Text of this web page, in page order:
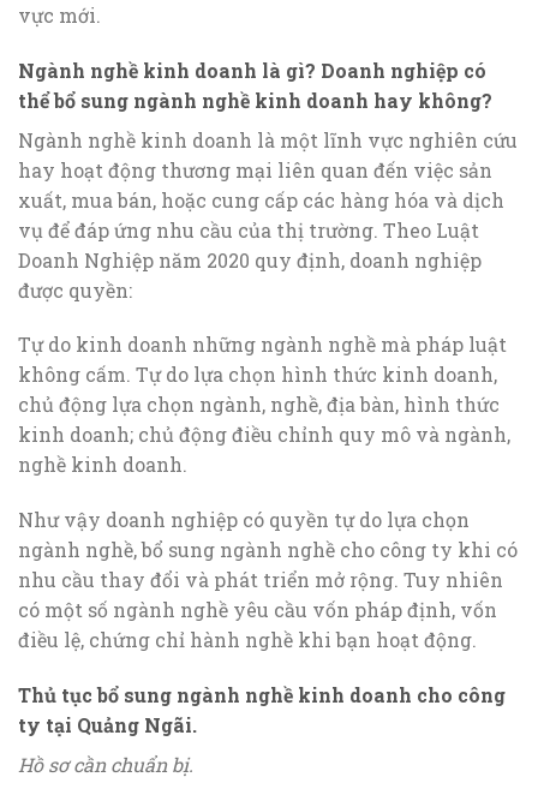
vực mới.
Ngành nghề kinh doanh là gì? Doanh nghiệp có
thể bổ sung ngành nghề kinh doanh hay không?
Ngành nghề kinh doanh là một lĩnh vực nghiên cứu
hay hoạt động thương mại liên quan đến việc sản
xuất, mua bán, hoặc cung cấp các hàng hóa và dịch
vụ để đáp ứng nhu cầu của thị trường. Theo Luật
Doanh Nghiệp năm 2020 quy định, doanh nghiệp
được quyền:
Tự do kinh doanh những ngành nghề mà pháp luật
không cấm. Tự do lựa chọn hình thức kinh doanh,
chủ động lựa chọn ngành, nghề, địa bàn, hình thức
kinh doanh; chủ động điều chỉnh quy mô và ngành,
nghề kinh doanh.
Như vậy doanh nghiệp có quyền tự do lựa chọn
ngành nghề, bổ sung ngành nghề cho công ty khi có
nhu cầu thay đổi và phát triển mở rộng. Tuy nhiên
có một số ngành nghề yêu cầu vốn pháp định, vốn
điều lệ, chứng chỉ hành nghề khi bạn hoạt động.
Thủ tục bổ sung ngành nghề kinh doanh cho công
ty tại Quảng Ngãi.
Hồ sơ cần chuẩn bị.